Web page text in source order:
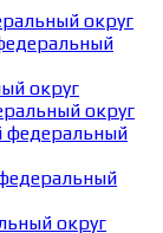
округ
округ
округ
федеральный
округ